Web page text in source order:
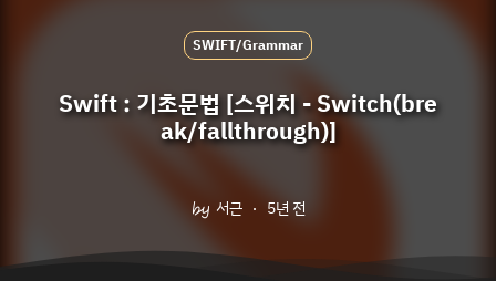
SWIFT/Grammar
Swift : 기초문법 [스위치 - Switch(bre
ak/fallthrough)]
서근 5년 전